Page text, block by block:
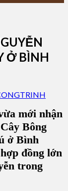
Ở BÌNH
mới nhận
Bông
ở Bình
đồng lớn
trong